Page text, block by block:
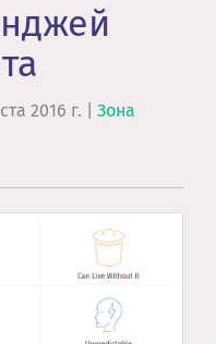
2016 г.
Зона